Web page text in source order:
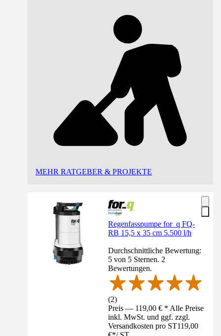
MEHR RATGEBER & PROJEKTE
Regenfasspumpe for_q FQ-
RB 15,5 x 35 cm 5.500 l/h
Durchschnittliche Bewertung:
5 von 5 Sternen. 2
Bewertungen.
(2)
Preis — 119,00 € * Alle Preise
inkl. MwSt. und ggf. zzgl.
Versandkosten pro ST119,00